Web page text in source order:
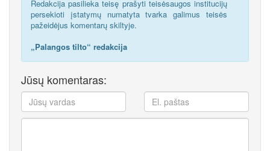
Redakcija pasilieka teisę prašyti teisėsaugos institucijų
persekioti įstatymų numatyta tvarka galimus teisės
pažeidėjus komentarų skiltyje.
„Palangos tilto“ redakcija
Jūsų komentaras: